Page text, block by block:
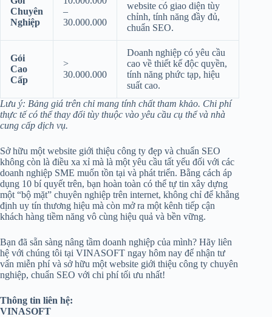
Chuyên
Nghiệp
–
30.000.000
website có giao diện tùy
chỉnh, tính năng đầy đủ,
chuẩn SEO.
Gói
Cao
Cấp
>
30.000.000
Doanh nghiệp có yêu cầu
cao về thiết kế độc quyền,
tính năng phức tạp, hiệu
suất cao.
Lưu ý: Bảng giá trên chỉ mang tính chất tham khảo. Chi phí
thực tế có thể thay đổi tùy thuộc vào yêu cầu cụ thể và nhà
cung cấp dịch vụ.
Sở hữu một website giới thiệu công ty đẹp và chuẩn SEO
không còn là điều xa xỉ mà là một yêu cầu tất yếu đối với các
doanh nghiệp SME muốn tồn tại và phát triển. Bằng cách áp
dụng 10 bí quyết trên, bạn hoàn toàn có thể tự tin xây dựng
một “bộ mặt” chuyên nghiệp trên internet, không chỉ để khẳng
định uy tín thương hiệu mà còn mở ra một kênh tiếp cận
khách hàng tiềm năng vô cùng hiệu quả và bền vững.
Bạn đã sẵn sàng nâng tầm doanh nghiệp của mình? Hãy liên
hệ với chúng tôi tại VINASOFT ngay hôm nay để nhận tư
vấn miễn phí và sở hữu một website giới thiệu công ty chuyên
nghiệp, chuẩn SEO với chi phí tối ưu nhất!
Thông tin liên hệ:
VINASOFT